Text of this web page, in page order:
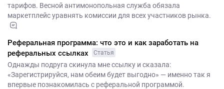
тарифов. Весной антимонопольная служба обязала
маркетплейс уравнять комиссии для всех участников рынка.
Реферальная программа: что это и как заработать на
реферальных ссылках
Статья
Однажды подруга скинула мне ссылку и сказала:
«Зарегистрируйся, нам обеим будет выгодно» — именно так я
впервые познакомилась с реферальной программой.